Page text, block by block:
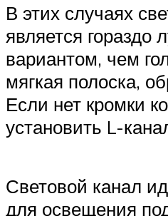
В этих случаях
является гораздо
вариантом, чем
мягкая полоска,
Если нет кромки
установить L-
Световой канал
для освещения